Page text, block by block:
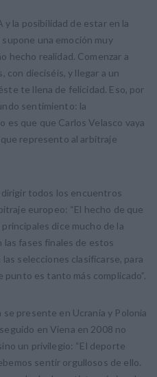
y la posibilidad de estar en la
una emoción muy
hecho realidad. Comenzar a
con dieciséis, y llegar a un
te llena de felicidad. Eso, por
sentimiento: la
es que que Carlos Velasco vaya
represento al arbitraje
todos los encuentros
europeo: “El hecho de que
dice mucho de la
fases finales de estos
selecciones clasificarse, para
es tanto más complicado”.
se presente en Ucrania y Polonia
en Viena en 2008 no
un privilegio: “El deporte
sentir orgullosos de ello.